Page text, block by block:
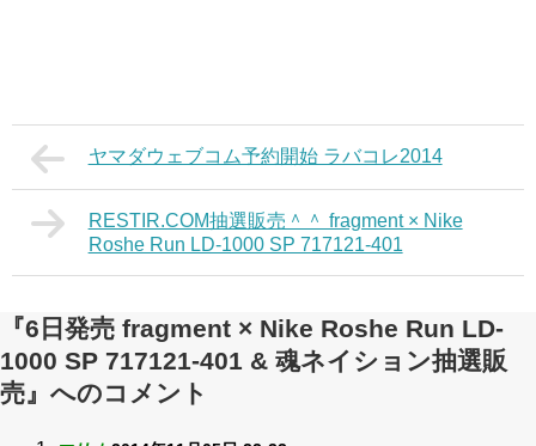
ヤマダウェブコム予約開始 ラバコレ2014
RESTIR.COM抽選販売＾＾ fragment × Nike
Roshe Run LD-1000 SP 717121-401
『6日発売 fragment × Nike Roshe Run LD-
1000 SP 717121-401 & 魂ネイション抽選販
売』へのコメント